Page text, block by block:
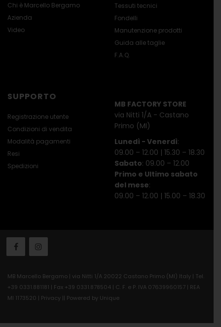
Chi è Marcello Bergamo
Azienda
Video
Tessuti tecnici
Fondelli
Manutenzione prodotti
Guida alle taglie
F.A.Q.
SUPPORTO
Registrazione utente
Condizioni di vendita
Modalità pagamenti
Resi
Spedizioni
MB FACTORY STORE
via Nitti 1/A - Castano
Primo (MI)
Lunedì - Venerdì:
09.00 – 12.00 | 15.30 – 18.30
Sabato: 09.00 – 12.00
Primo e Ultimo sabato
del mese:
09.00 – 12.00 | 15.00 – 18.30
MB Marcello Bergamo | via Nitti 1/A 20022 Castano Primo (MI) Italy | Tel.
+39 0331.881181 | Fax +39 0331.878504 | C. F. e P. IVA 07639960157 | REA
MI 1173520 | Privacy || Powered by Unique